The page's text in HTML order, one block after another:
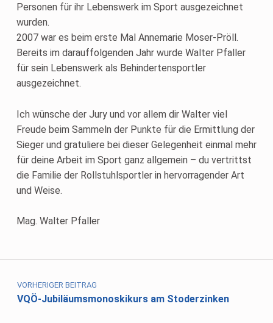
Personen für ihr Lebenswerk im Sport ausgezeichnet
wurden.
2007 war es beim erste Mal Annemarie Moser-Pröll.
Bereits im darauffolgenden Jahr wurde Walter Pfaller
für sein Lebenswerk als Behindertensportler
ausgezeichnet.
Ich wünsche der Jury und vor allem dir Walter viel
Freude beim Sammeln der Punkte für die Ermittlung der
Sieger und gratuliere bei dieser Gelegenheit einmal mehr
für deine Arbeit im Sport ganz allgemein – du vertrittst
die Familie der Rollstuhlsportler in hervorragender Art
und Weise.
Mag. Walter Pfaller
Beitragsnavigation
VORHERIGER BEITRAG
VQÖ-Jubiläumsmonoskikurs am Stoderzinken